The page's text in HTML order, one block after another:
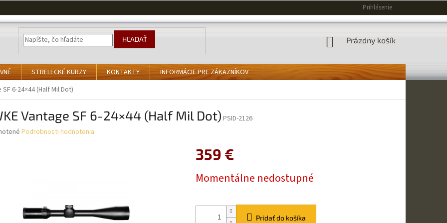
Prihlásenie
HĽADAŤ
NÁKUPNÝ
Prázdny košík
STRELECKÉ KURZY KONTAKTY
INFORMÁCIE PRE ZÁKAZNÍKOV
SF 6-24×44 (Half Mil Dot)
Vantage SF 6-24×44 (Half Mil Dot) PSID-2126
Podrobnosti hodnotenia
359 €
cena:
Momentálne nedostupné
Pridať do košíka